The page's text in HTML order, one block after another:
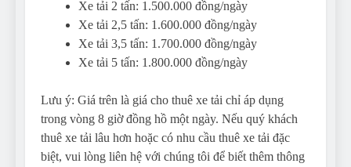
Xe tải 2 tấn: 1.500.000 đồng/ngày
Xe tải 2,5 tấn: 1.600.000 đồng/ngày
Xe tải 3,5 tấn: 1.700.000 đồng/ngày
Xe tải 5 tấn: 1.800.000 đồng/ngày
Lưu ý: Giá trên là giá cho thuê xe tải chỉ áp dụng
trong vòng 8 giờ đồng hồ một ngày. Nếu quý khách
thuê xe tải lâu hơn hoặc có nhu cầu thuê xe tải đặc
biệt, vui lòng liên hệ với chúng tôi để biết thêm thông